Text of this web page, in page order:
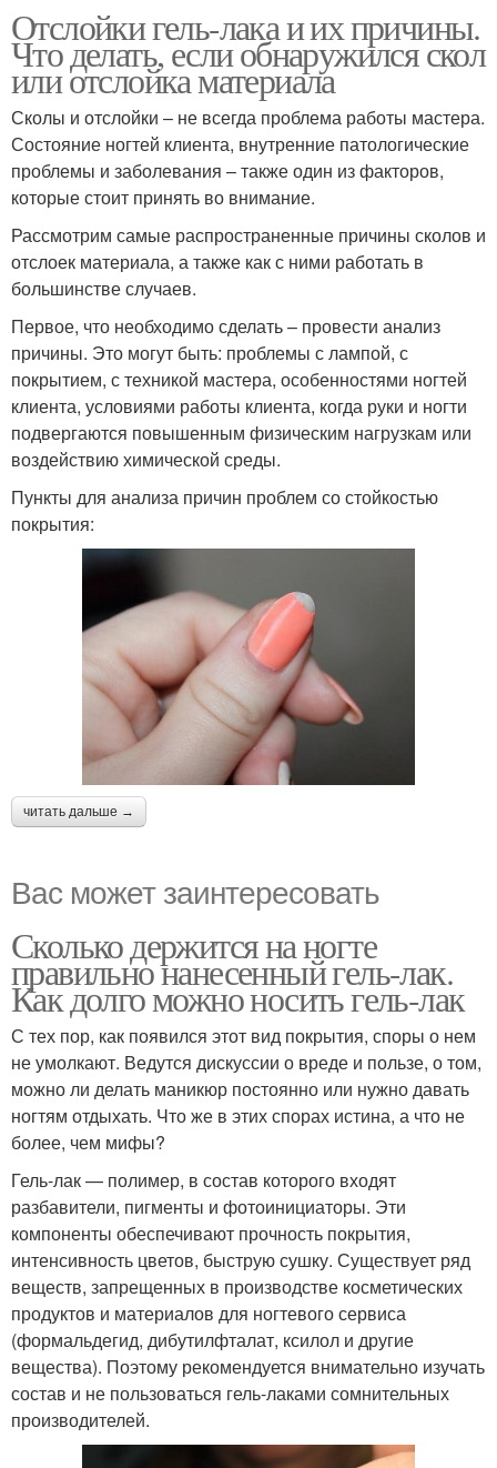
Отслойки гель-лака и их причины.
Что делать, если обнаружился скол
или отслойка материала
Сколы и отслойки – не всегда проблема работы мастера.
Состояние ногтей клиента, внутренние патологические
проблемы и заболевания – также один из факторов,
которые стоит принять во внимание.
Рассмотрим самые распространенные причины сколов и
отслоек материала, а также как с ними работать в
большинстве случаев.
Первое, что необходимо сделать – провести анализ
причины. Это могут быть: проблемы с лампой, с
покрытием, с техникой мастера, особенностями ногтей
клиента, условиями работы клиента, когда руки и ногти
подвергаются повышенным физическим нагрузкам или
воздействию химической среды.
Пункты для анализа причин проблем со стойкостью
покрытия:
читать дальше →
Вас может заинтересовать
Сколько держится на ногте
правильно нанесенный гель-лак.
Как долго можно носить гель-лак
С тех пор, как появился этот вид покрытия, споры о нем
не умолкают. Ведутся дискуссии о вреде и пользе, о том,
можно ли делать маникюр постоянно или нужно давать
ногтям отдыхать. Что же в этих спорах истина, а что не
более, чем мифы?
Гель-лак — полимер, в состав которого входят
разбавители, пигменты и фотоинициаторы. Эти
компоненты обеспечивают прочность покрытия,
интенсивность цветов, быструю сушку. Существует ряд
веществ, запрещенных в производстве косметических
продуктов и материалов для ногтевого сервиса
(формальдегид, дибутилфталат, ксилол и другие
вещества). Поэтому рекомендуется внимательно изучать
состав и не пользоваться гель-лаками сомнительных
производителей.